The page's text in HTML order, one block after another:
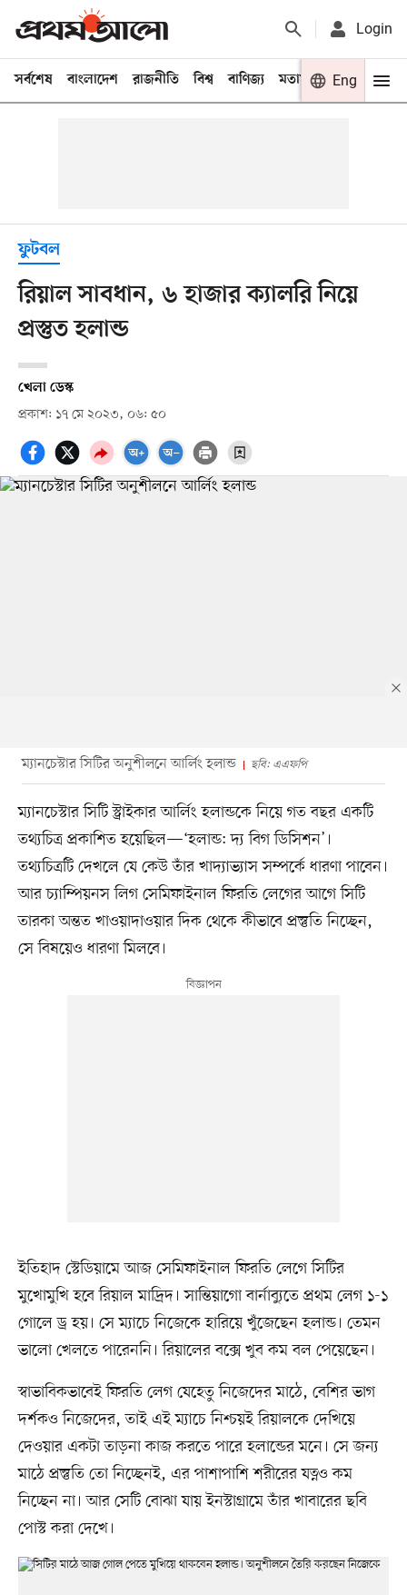
Login
সর্বশেষ বাংলাদেশ রাজনীতি বিশ্ব বাণিজ্য মতামত খেলা
Eng
ফুটবল
রিয়াল সাবধান, ৬ হাজার ক্যালরি নিয়ে
প্রস্তুত হলান্ড
খেলা ডেস্ক
প্রকাশ: ১৭ মে ২০২৩, ০৬: ৫০
ম্যানচেস্টার সিটির অনুশীলনে আর্লিং হলান্ড ছবি: এএফপি
ম্যানচেস্টার সিটি স্ট্রাইকার আর্লিং হলান্ডকে নিয়ে গত বছর একটি
তথ্যচিত্র প্রকাশিত হয়েছিল—‘হলান্ড: দ্য বিগ ডিসিশন’।
তথ্যচিত্রটি দেখলে যে কেউ তাঁর খাদ্যাভ্যাস সম্পর্কে ধারণা পাবেন।
আর চ্যাম্পিয়নস লিগ সেমিফাইনাল ফিরতি লেগের আগে সিটি
তারকা অন্তত খাওয়াদাওয়ার দিক থেকে কীভাবে প্রস্তুতি নিচ্ছেন,
সে বিষয়েও ধারণা মিলবে।
ইতিহাদ স্টেডিয়ামে আজ সেমিফাইনাল ফিরতি লেগে সিটির
মুখোমুখি হবে রিয়াল মাদ্রিদ। সান্তিয়াগো বার্নাব্যুতে প্রথম লেগ ১-১
গোলে ড্র হয়। সে ম্যাচে নিজেকে হারিয়ে খুঁজেছেন হলান্ড। তেমন
ভালো খেলতে পারেননি। রিয়ালের বক্সে খুব কম বল পেয়েছেন।
স্বাভাবিকভাবেই ফিরতি লেগ যেহেতু নিজেদের মাঠে, বেশির ভাগ
দর্শকও নিজেদের, তাই এই ম্যাচে নিশ্চয়ই রিয়ালকে দেখিয়ে
দেওয়ার একটা তাড়না কাজ করতে পারে হলান্ডের মনে। সে জন্য
মাঠে প্রস্তুতি তো নিচ্ছেনই, এর পাশাপাশি শরীরের যত্নও কম
নিচ্ছেন না। আর সেটি বোঝা যায় ইনস্টাগ্রামে তাঁর খাবারের ছবি
পোস্ট করা দেখে।